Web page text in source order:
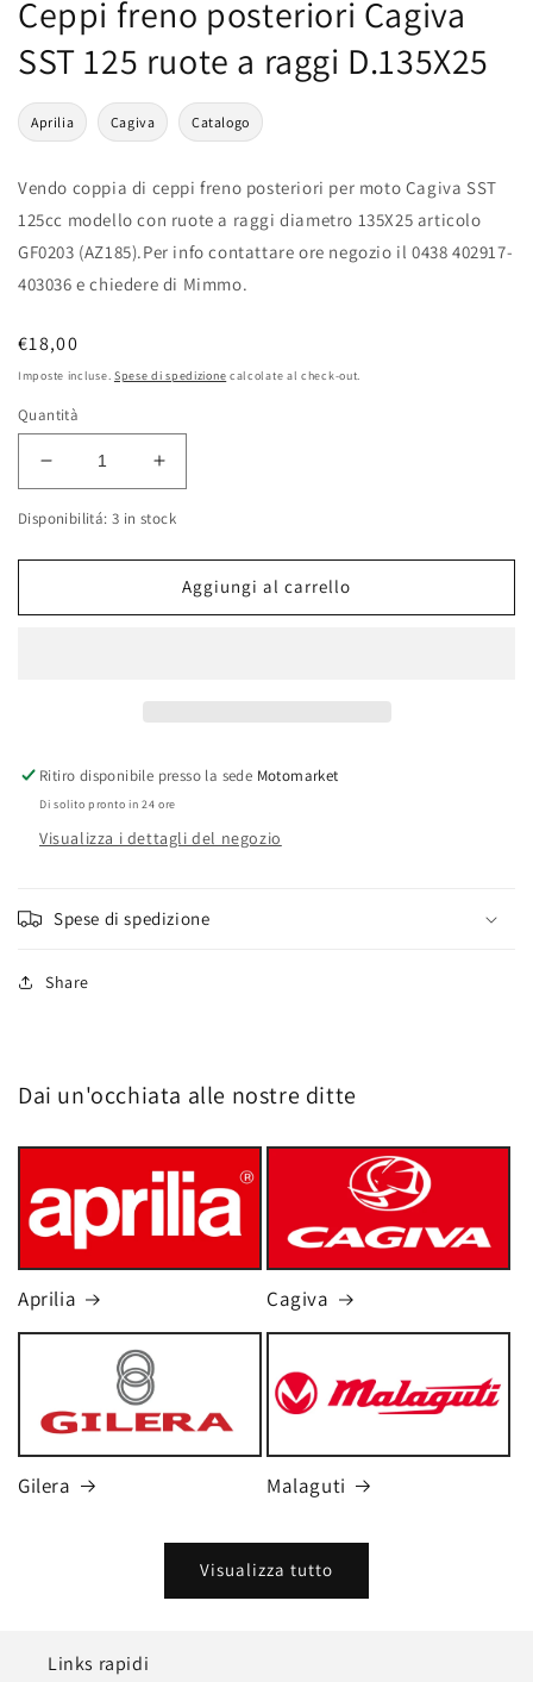
Ceppi freno posteriori Cagiva
SST 125 ruote a raggi D.135X25
Aprilia Cagiva Catalogo
Vendo coppia di ceppi freno posteriori per moto Cagiva SST
125cc modello con ruote a raggi diametro 135X25 articolo
GF0203 (AZ185).Per info contattare ore negozio il 0438 402917-
403036 e chiedere di Mimmo.
Prezzo
di
€18,00
Imposte incluse. Spese di spedizione calcolate al check-out.
Quantità
Diminuisci
quantità
per
Cagiva
D.135X25
Aumenta
quantità
per
posteriori
Cagiva
D.135X25
Disponibilitá: 3 in stock
Aggiungi al carrello
Ritiro disponibile presso la sede Motomarket
Di solito pronto in 24 ore
Visualizza i dettagli del negozio
Spese di spedizione
Share
Dai un'occhiata alle nostre ditte
Aprilia Cagiva
Gilera Malaguti
Visualizza tutto
Links rapidi